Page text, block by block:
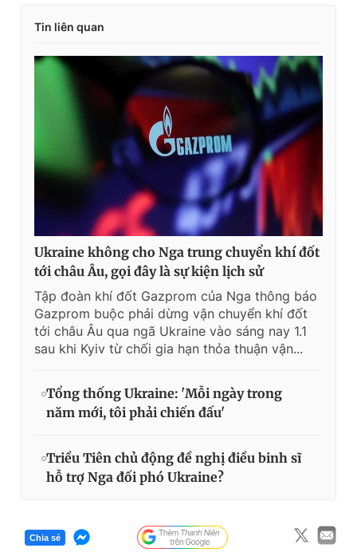
Tin liên quan
Ukraine không cho Nga trung chuyển khí đốt
tới châu Âu, gọi đây là sự kiện lịch sử
Tập đoàn khí đốt Gazprom của Nga thông báo
Gazprom buộc phải dừng vận chuyển khí đốt
tới châu Âu qua ngã Ukraine vào sáng nay 1.1
sau khi Kyiv từ chối gia hạn thỏa thuận vận...
Tổng thống Ukraine: 'Mỗi ngày trong
năm mới, tôi phải chiến đấu'
Triều Tiên chủ động đề nghị điều binh sĩ
hỗ trợ Nga đối phó Ukraine?
Chia sẻ